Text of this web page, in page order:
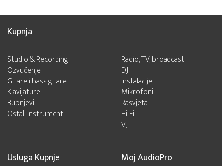
Kupnja
Studio & Recording
Ozvučenje
Gitare i bass gitare
Klavijature
Bubnjevi
Ostali instrumenti
Radio, TV, broadcast
DJ
Instalacije
Mikrofoni
Rasvjeta
Hi-Fi
VJ
Usluga Kupnje Moj AudioPro